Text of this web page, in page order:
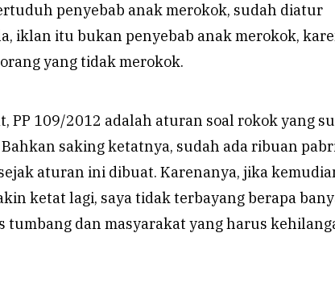
penyebab anak merokok, sudah diatur
iklan itu bukan penyebab anak merokok,
yang tidak merokok.
PP 109/2012 adalah aturan soal rokok yang
saking ketatnya, sudah ada ribuan
aturan ini dibuat. Karenanya, jika
ketat lagi, saya tidak terbayang berapa
tumbang dan masyarakat yang harus